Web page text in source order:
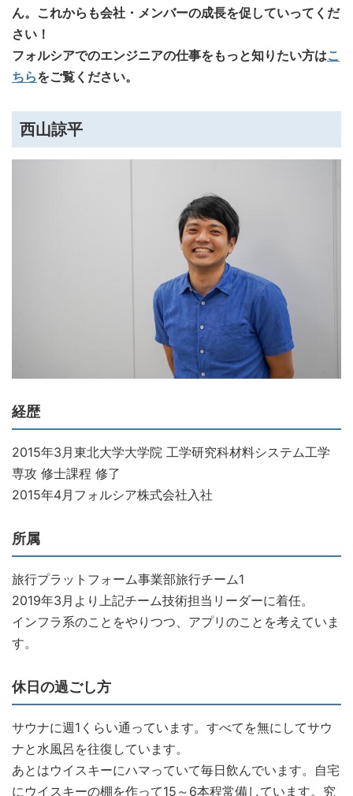
ん。これからも会社・メンバーの成長を促していってくだ
さい！
フォルシアでのエンジニアの仕事をもっと知りたい方はこ
ちらをご覧ください。
西山諒平
経歴
2015年3月東北大学大学院 工学研究科材料システム工学
専攻 修士課程 修了
2015年4月フォルシア株式会社入社
所属
旅行プラットフォーム事業部旅行チーム1
2019年3月より上記チーム技術担当リーダーに着任。
インフラ系のことをやりつつ、アプリのことを考えていま
す。
休日の過ごし方
サウナに週1くらい通っています。すべてを無にしてサウ
ナと水風呂を往復しています。
あとはウイスキーにハマっていて毎日飲んでいます。自宅
にウイスキーの棚を作って15～6本程常備しています。究